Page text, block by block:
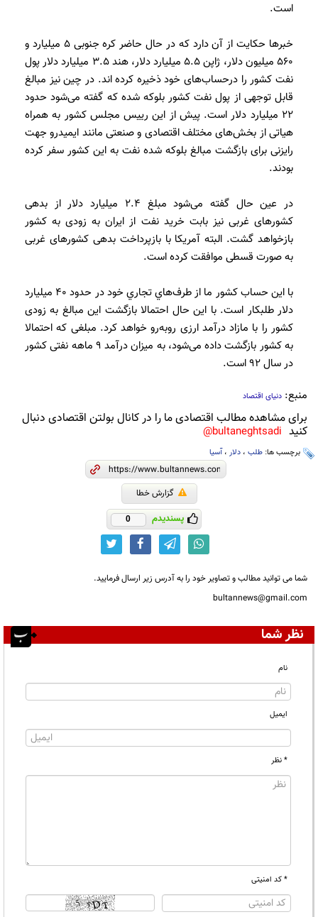
است.
خبرها حکایت از آن دارد که در حال حاضر کره جنوبی 5 میلیارد و
560 میلیون دلار، ژاپن 5.5 میلیارد دلار، هند 3.5 میلیارد دلار پول
نفت کشور را درحساب‌های خود ذخیره کرده اند. در چین نیز مبالغ
قابل توجهی از پول نفت کشور بلوکه شده که گفته می‌شود حدود
22 میلیارد دلار است. پیش از این ريیس مجلس کشور به همراه
هیاتی از بخش‌های مختلف اقتصادی و صنعتی مانند ایمیدرو جهت
رایزنی برای بازگشت مبالغ بلوکه شده نفت به این کشور سفر کرده
بودند.
در عین حال گفته می‌شود مبلغ 2.4 میلیارد دلار از بدهی
کشورهای غربی نیز بابت خرید نفت از ایران به زودی به کشور
بازخواهد گشت. البته آمریکا با بازپرداخت بدهی کشورهای غربی
به صورت قسطی موافقت کرده است.
با این حساب کشور ما از طرف‌هاي تجاري خود در حدود 40 میلیارد
دلار طلبکار است. با این حال احتمالا بازگشت این مبالغ به زودی
کشور را با مازاد درآمد ارزی روبه‌رو خواهد کرد. مبلغی که احتمالا
به کشور بازگشت داده می‌شود، به میزان درآمد 9 ماهه نفتی کشور
در سال 92 است.
منبع: دنیای اقتصاد
برای مشاهده مطالب اقتصادی ما را در کانال بولتن اقتصادی دنبال
کنید bultaneghtsadi@
برچسب ها: طلب ، دلار ،آسیا
گزارش خطا
پسندیدم 0
شما می توانید مطالب و تصاویر خود را به آدرس زیر ارسال فرمایید.
bultannews@gmail.com
نظر شما
نام
ایمیل
* نظر
* کد امنیتی